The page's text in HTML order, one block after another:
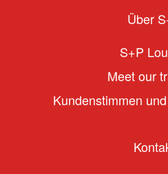
Über
S+P
Meet our
Kundenstimmen